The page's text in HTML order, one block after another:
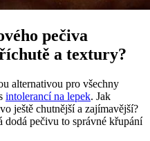
pečiva
a textury?
alternativou pro všechny
intolerancí na lepek. Jak
ještě chutnější a zajímavější?
pečivu to správné křupání